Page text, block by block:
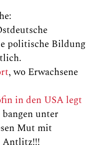
politische Bildung
, wo Erwachsene
in den USA legt
unter
Mut mit
Antlitz!!!